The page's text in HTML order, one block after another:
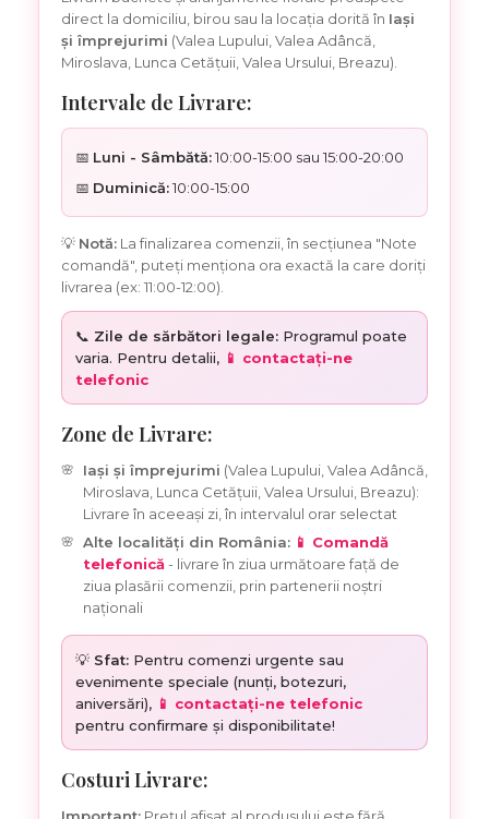
direct la domiciliu, birou sau la locația dorită în Iași
și împrejurimi (Valea Lupului, Valea Adâncă,
Miroslava, Lunca Cetățuii, Valea Ursului, Breazu).
Intervale de Livrare:
📅 Luni - Sâmbătă:10:00-15:00 sau 15:00-20:00
📅 Duminică:10:00-15:00
💡 Notă: La finalizarea comenzii, în secțiunea "Note
comandă", puteți menționa ora exactă la care doriți
livrarea (ex: 11:00-12:00).
📞 Zile de sărbători legale: Programul poate
varia. Pentru detalii, 📱 contactați-ne
telefonic
Zone de Livrare:
Iași și împrejurimi (Valea Lupului, Valea Adâncă,
Miroslava, Lunca Cetățuii, Valea Ursului, Breazu):
Livrare în aceeași zi, în intervalul orar selectat
Alte localități din România: 📱 Comandă
telefonică- livrare în ziua următoare față de
ziua plasării comenzii, prin partenerii noștri
naționali
💡 Sfat: Pentru comenzi urgente sau
evenimente speciale (nunți, botezuri,
aniversări), 📱 contactați-ne telefonic
pentru confirmare și disponibilitate!
Costuri Livrare: